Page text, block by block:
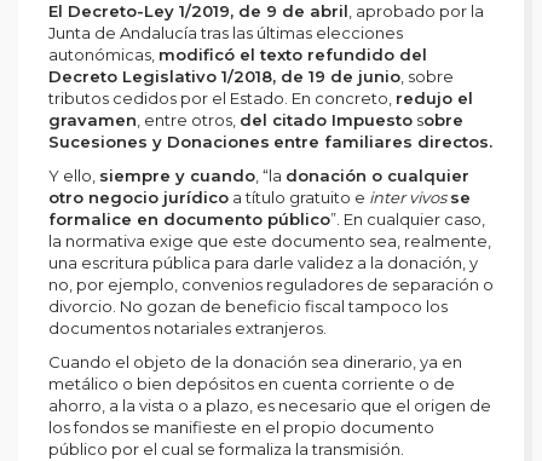
El Decreto-Ley 1/2019, de 9 de abril , aprobado por la
Junta de Andalucía tras las últimas elecciones
autonómicas, modificó el texto refundido del
Decreto Legislativo 1/2018, de 19 de junio , sobre
tributos cedidos por el Estado. En concreto, redujo el
gravamen , entre otros, del citado Impuesto sobre
Sucesiones y Donaciones entre familiares directos.
Y ello, siempre y cuando , “la donación o cualquier
otro negocio jurídico a título gratuito e inter vivos se
formalice en documento público”. En cualquier caso,
la normativa exige que este documento sea, realmente,
una escritura pública para darle validez a la donación, y
no, por ejemplo, convenios reguladores de separación o
divorcio. No gozan de beneficio fiscal tampoco los
documentos notariales extranjeros.
Cuando el objeto de la donación sea dinerario, ya en
metálico o bien depósitos en cuenta corriente o de
ahorro, a la vista o a plazo, es necesario que el origen de
los fondos se manifieste en el propio documento
público por el cual se formaliza la transmisión.